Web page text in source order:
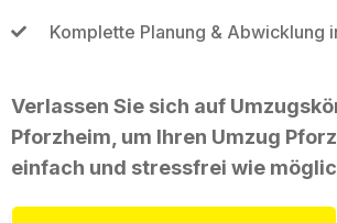
Komplette Planung & Abwicklung
Verlassen Sie sich auf
Pforzheim, um Ihren Umzug
einfach und stressfrei wie